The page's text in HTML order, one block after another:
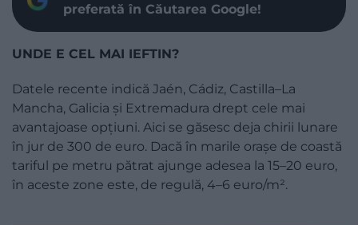
preferată în Căutarea Google!
UNDE E CEL MAI IEFTIN?
Datele recente indică Jaén, Cádiz, Castilla–La
Mancha, Galicia și Extremadura drept cele mai
avantajoase opțiuni. Aici se găsesc deja chirii lunare
în jur de 300 de euro. Dacă în marile orașe de coastă
tariful pe metru pătrat ajunge adesea la 15–20 euro,
în aceste zone este, de regulă, 4–6 euro/m².